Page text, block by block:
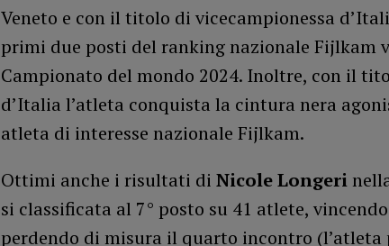
Veneto e con il titolo di vicecampionessa
primi due posti del ranking nazionale Fijlkam
Campionato del mondo 2024. Inoltre, con il
d’Italia l’atleta conquista la cintura nera
atleta di interesse nazionale Fijlkam.
Ottimi anche i risultati di Nicole Longeri
si classificata al 7° posto su 41 atlete,
perdendo di misura il quarto incontro (l’atleta